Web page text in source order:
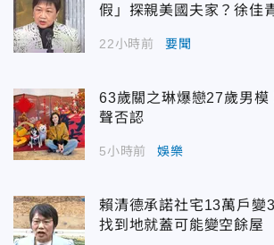
假」探親美國夫家？徐佳
22小時前 要聞
63歲關之琳爆戀27歲男模
聲否認
5小時前 娛樂
賴清德承諾社宅13萬戶變
找到地就蓋可能變空餘屋